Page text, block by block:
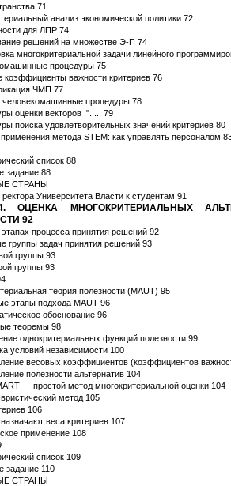
71
анализ экономической политики 72
для ЛПР 74
решений на множестве Э-П 74
многокритериальной задачи линейного
процедуры 75
коэффициенты важности критериев 76
ЧМП 77
процедуры 78
оценки векторов ."..... 79
поиска удовлетворительных значений критериев 80
метода STEM: как управлять персоналом
список 88
задание 88
СТРАНЫ
Университета Власти к студентам 91
ОЦЕНКА МНОГОКРИТЕРИАЛЬНЫХ
92
процесса принятия решений 92
группы задач принятия решений 93
группы 93
группы 93
теория полезности (MAUT) 95
этапы подхода MAUT 96
обоснование 96
теоремы 98
однокритериальных функций полезности 99
условий независимости 100
весовых коэффициентов (коэффициентов
полезности альтернатив 104
— простой метод многокритериальной оценки 104
метод 105
106
веса критериев 107
применение 108
список 109
задание 110
СТРАНЫ